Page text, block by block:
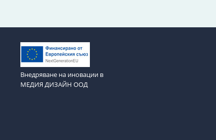
Внедряване на иновации в
МЕДИЯ ДИЗАЙН ООД